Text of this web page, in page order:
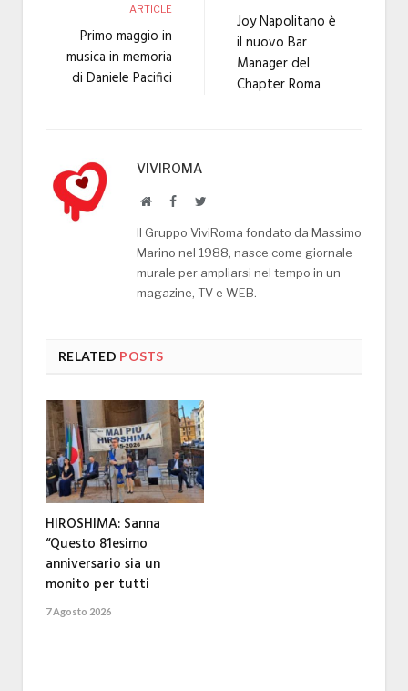
ARTICLE
Primo maggio in
musica in memoria
di Daniele Pacifici
Joy Napolitano è
il nuovo Bar
Manager del
Chapter Roma
VIVIROMA
WebsiteFacebookTwitter
Il Gruppo ViviRoma fondato da Massimo
Marino nel 1988, nasce come giornale
murale per ampliarsi nel tempo in un
magazine, TV e WEB.
RELATED POSTS
HIROSHIMA: Sanna
“Questo 81esimo
anniversario sia un
monito per tutti
7 Agosto 2026